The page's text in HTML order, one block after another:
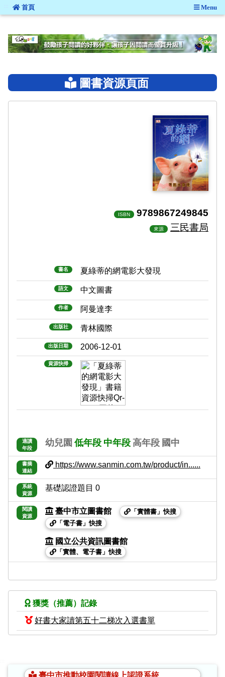
::: 首頁 Menu
圖書資源頁面
ISBN 9789867249845
來源 三民書局
書名 夏綠蒂的網電影大發現
語文 中文圖書
作者 阿曼達李
出版社 青林國際
出版日期 2006-12-01
資源快掃
適讀
年段
幼兒園 低年段 中年段 高年段 國中
書摘
連結
https://www.sanmin.com.tw/product/in......
系統
資源
基礎認證題目 0
閱讀
資源
臺中市立圖書館
「實體書」快搜
「電子書」快搜
國立公共資訊圖書館
「實體、電子書」快搜
獲獎（推薦）記錄
好書大家讀第五十二梯次入選書單
臺中市推動校園閱讀線上認證系統